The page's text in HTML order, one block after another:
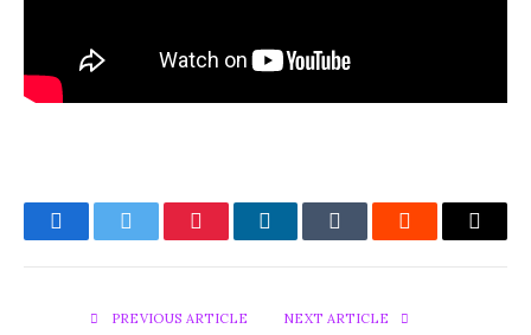
FacebookTwitter PinterestLinkedInTumblr Reddit Email
PREVIOUS ARTICLE NEXT ARTICLE